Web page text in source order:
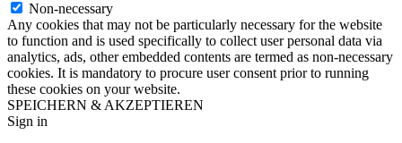
Non-necessary
Any cookies that may not be particularly necessary for the website
to function and is used specifically to collect user personal data via
analytics, ads, other embedded contents are termed as non-necessary
cookies. It is mandatory to procure user consent prior to running
these cookies on your website.
SPEICHERN & AKZEPTIEREN
Sign in